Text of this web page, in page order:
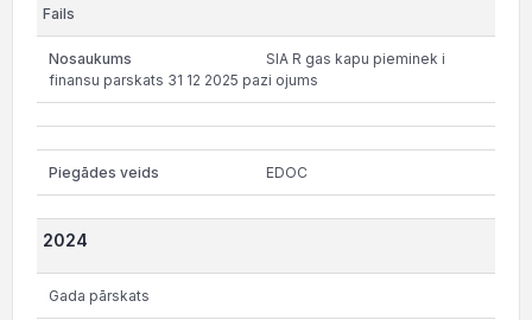
SIA R gas kapu pieminek i
finansu parskats 31 12 2025 pazi ojums
EDOC
2024
Gada pārskats